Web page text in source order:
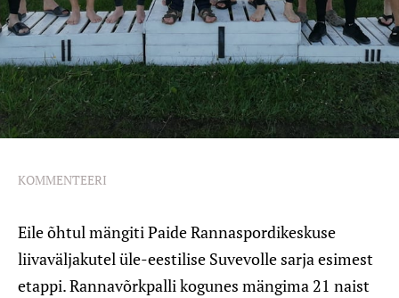
KOMMENTEERI
Eile õhtul mängiti Paide Rannaspordikeskuse
liivaväljakutel üle-eestilise Suvevolle sarja esimest
etappi. Rannavõrkpalli kogunes mängima 21 naist